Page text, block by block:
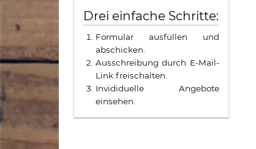
Drei einfache Schritte:
Formular ausfüllen und
abschicken.
Ausschreibung durch E-Mail-
Link freischalten.
Invididuelle Angebote
einsehen.